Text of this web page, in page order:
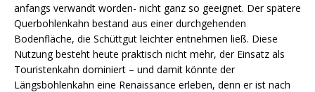
anfangs verwandt worden- nicht ganz so geeignet. Der spätere
Querbohlenkahn bestand aus einer durchgehenden
Bodenfläche, die Schüttgut leichter entnehmen ließ. Diese
Nutzung besteht heute praktisch nicht mehr, der Einsatz als
Touristenkahn dominiert – und damit könnte der
Längsbohlenkahn eine Renaissance erleben, denn er ist nach